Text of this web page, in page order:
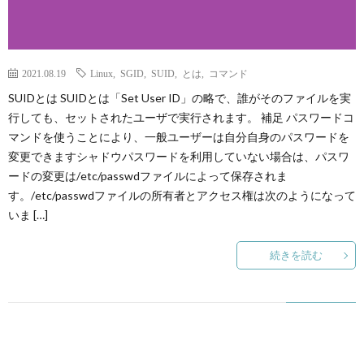
LIFE
2021.08.19 Linux SGID SUID とは コマンド
SUIDとは SUIDとは「Set User ID」の略で、誰がそのファイルを実
行しても、セットされたユーザで実行されます。 補足 パスワードコ
マンドを使うことにより、一般ユーザーは自分自身のパスワードを
変更できますシャドウパスワードを利用していない場合は、パスワ
ードの変更は/etc/passwdファイルによって保存されま
す。/etc/passwdファイルの所有者とアクセス権は次のようになって
いま […]
続きを読む